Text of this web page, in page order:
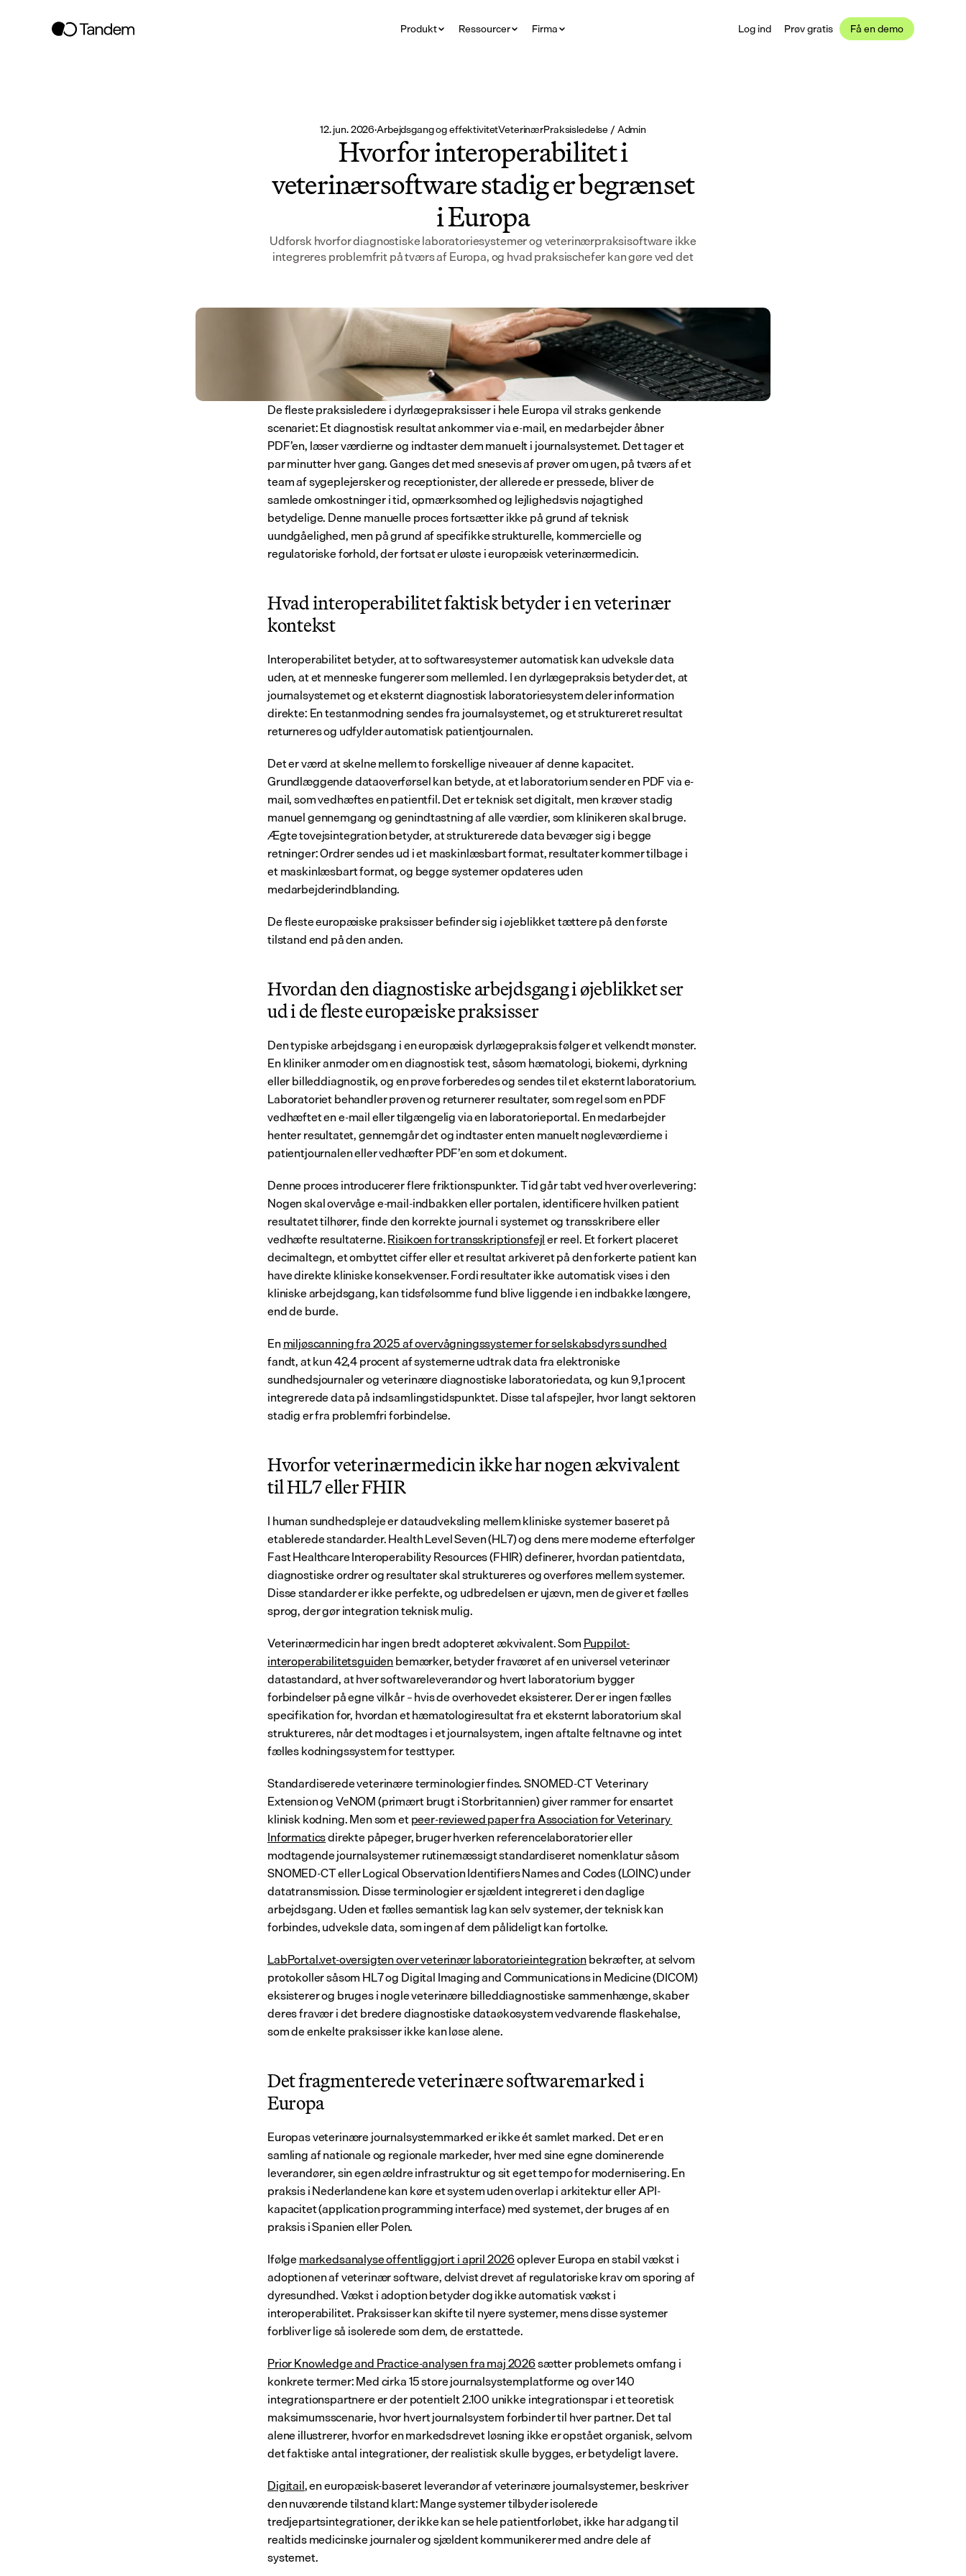
Produkt Ressourcer Firma Log ind Prøv gratis Få en demo
12. jun. 2026·Arbejdsgang og effektivitetVeterinærPraksisledelse / Admin
Hvorfor interoperabilitet i
veterinærsoftware stadig er begrænset
i Europa
Udforsk hvorfor diagnostiske laboratoriesystemer og veterinærpraksisoftware ikke
integreres problemfrit på tværs af Europa, og hvad praksischefer kan gøre ved det
De fleste praksisledere i dyrlægepraksisser i hele Europa vil straks genkende
scenariet: Et diagnostisk resultat ankommer via e-mail, en medarbejder åbner
PDF’en, læser værdierne og indtaster dem manuelt i journalsystemet. Det tager et
par minutter hver gang. Ganges det med snesevis af prøver om ugen, på tværs af et
team af sygeplejersker og receptionister, der allerede er pressede, bliver de
samlede omkostninger i tid, opmærksomhed og lejlighedsvis nøjagtighed
betydelige. Denne manuelle proces fortsætter ikke på grund af teknisk
uundgåelighed, men på grund af specifikke strukturelle, kommercielle og
regulatoriske forhold, der fortsat er uløste i europæisk veterinærmedicin.
Hvad interoperabilitet faktisk betyder i en veterinær
kontekst
Interoperabilitet betyder, at to softwaresystemer automatisk kan udveksle data
uden, at et menneske fungerer som mellemled. I en dyrlægepraksis betyder det, at
journalsystemet og et eksternt diagnostisk laboratoriesystem deler information
direkte: En testanmodning sendes fra journalsystemet, og et struktureret resultat
returneres og udfylder automatisk patientjournalen.
Det er værd at skelne mellem to forskellige niveauer af denne kapacitet.
Grundlæggende dataoverførsel kan betyde, at et laboratorium sender en PDF via e-
mail, som vedhæftes en patientfil. Det er teknisk set digitalt, men kræver stadig
manuel gennemgang og genindtastning af alle værdier, som klinikeren skal bruge.
Ægte tovejsintegration betyder, at strukturerede data bevæger sig i begge
retninger: Ordrer sendes ud i et maskinlæsbart format, resultater kommer tilbage i
et maskinlæsbart format, og begge systemer opdateres uden
medarbejderindblanding.
De fleste europæiske praksisser befinder sig i øjeblikket tættere på den første
tilstand end på den anden.
Hvordan den diagnostiske arbejdsgang i øjeblikket ser
ud i de fleste europæiske praksisser
Den typiske arbejdsgang i en europæisk dyrlægepraksis følger et velkendt mønster.
En kliniker anmoder om en diagnostisk test, såsom hæmatologi, biokemi, dyrkning
eller billeddiagnostik, og en prøve forberedes og sendes til et eksternt laboratorium.
Laboratoriet behandler prøven og returnerer resultater, som regel som en PDF
vedhæftet en e-mail eller tilgængelig via en laboratorieportal. En medarbejder
henter resultatet, gennemgår det og indtaster enten manuelt nøgleværdierne i
patientjournalen eller vedhæfter PDF’en som et dokument.
Denne proces introducerer flere friktionspunkter. Tid går tabt ved hver overlevering:
Nogen skal overvåge e-mail-indbakken eller portalen, identificere hvilken patient
resultatet tilhører, finde den korrekte journal i systemet og transskribere eller
vedhæfte resultaterne. Risikoen for transskriptionsfejl er reel. Et forkert placeret
decimaltegn, et ombyttet ciffer eller et resultat arkiveret på den forkerte patient kan
have direkte kliniske konsekvenser. Fordi resultater ikke automatisk vises i den
kliniske arbejdsgang, kan tidsfølsomme fund blive liggende i en indbakke længere,
end de burde.
En miljøscanning fra 2025 af overvågningssystemer for selskabsdyrs sundhed
fandt, at kun 42,4 procent af systemerne udtrak data fra elektroniske
sundhedsjournaler og veterinære diagnostiske laboratoriedata, og kun 9,1 procent
integrerede data på indsamlingstidspunktet. Disse tal afspejler, hvor langt sektoren
stadig er fra problemfri forbindelse.
Hvorfor veterinærmedicin ikke har nogen ækvivalent
til HL7 eller FHIR
I human sundhedspleje er dataudveksling mellem kliniske systemer baseret på
etablerede standarder. Health Level Seven (HL7) og dens mere moderne efterfølger
Fast Healthcare Interoperability Resources (FHIR) definerer, hvordan patientdata,
diagnostiske ordrer og resultater skal struktureres og overføres mellem systemer.
Disse standarder er ikke perfekte, og udbredelsen er ujævn, men de giver et fælles
sprog, der gør integration teknisk mulig.
Veterinærmedicin har ingen bredt adopteret ækvivalent. Som Puppilot-
interoperabilitetsguiden bemærker, betyder fraværet af en universel veterinær
datastandard, at hver softwareleverandør og hvert laboratorium bygger
forbindelser på egne vilkår – hvis de overhovedet eksisterer. Der er ingen fælles
specifikation for, hvordan et hæmatologiresultat fra et eksternt laboratorium skal
struktureres, når det modtages i et journalsystem, ingen aftalte feltnavne og intet
fælles kodningssystem for testtyper.
Standardiserede veterinære terminologier findes. SNOMED-CT Veterinary
Extension og VeNOM (primært brugt i Storbritannien) giver rammer for ensartet
klinisk kodning. Men som et peer-reviewed paper fra Association for Veterinary
Informatics direkte påpeger, bruger hverken referencelaboratorier eller
modtagende journalsystemer rutinemæssigt standardiseret nomenklatur såsom
SNOMED-CT eller Logical Observation Identifiers Names and Codes (LOINC) under
datatransmission. Disse terminologier er sjældent integreret i den daglige
arbejdsgang. Uden et fælles semantisk lag kan selv systemer, der teknisk kan
forbindes, udveksle data, som ingen af dem pålideligt kan fortolke.
LabPortal.vet-oversigten over veterinær laboratorieintegration bekræfter, at selvom
protokoller såsom HL7 og Digital Imaging and Communications in Medicine (DICOM)
eksisterer og bruges i nogle veterinære billeddiagnostiske sammenhænge, skaber
deres fravær i det bredere diagnostiske dataøkosystem vedvarende flaskehalse,
som de enkelte praksisser ikke kan løse alene.
Det fragmenterede veterinære softwaremarked i
Europa
Europas veterinære journalsystemmarked er ikke ét samlet marked. Det er en
samling af nationale og regionale markeder, hver med sine egne dominerende
leverandører, sin egen ældre infrastruktur og sit eget tempo for modernisering. En
praksis i Nederlandene kan køre et system uden overlap i arkitektur eller API-
kapacitet (application programming interface) med systemet, der bruges af en
praksis i Spanien eller Polen.
Ifølge markedsanalyse offentliggjort i april 2026 oplever Europa en stabil vækst i
adoptionen af veterinær software, delvist drevet af regulatoriske krav om sporing af
dyresundhed. Vækst i adoption betyder dog ikke automatisk vækst i
interoperabilitet. Praksisser kan skifte til nyere systemer, mens disse systemer
forbliver lige så isolerede som dem, de erstattede.
Prior Knowledge and Practice-analysen fra maj 2026 sætter problemets omfang i
konkrete termer: Med cirka 15 store journalsystemplatforme og over 140
integrationspartnere er der potentielt 2.100 unikke integrationspar i et teoretisk
maksimumsscenarie, hvor hvert journalsystem forbinder til hver partner. Det tal
alene illustrerer, hvorfor en markedsdrevet løsning ikke er opstået organisk, selvom
det faktiske antal integrationer, der realistisk skulle bygges, er betydeligt lavere.
Digitail, en europæisk-baseret leverandør af veterinære journalsystemer, beskriver
den nuværende tilstand klart: Mange systemer tilbyder isolerede
tredjepartsintegrationer, der ikke kan se hele patientforløbet, ikke har adgang til
realtids medicinske journaler og sjældent kommunikerer med andre dele af
systemet.